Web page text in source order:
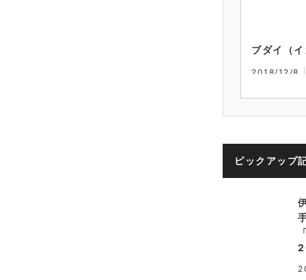
ブダイ（
2018/12/8
ピックアップ